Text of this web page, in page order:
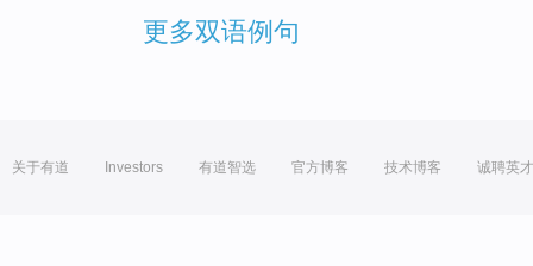
更多双语例句
关于有道 Investors 有道智选 官方博客 技术博客 诚聘英才